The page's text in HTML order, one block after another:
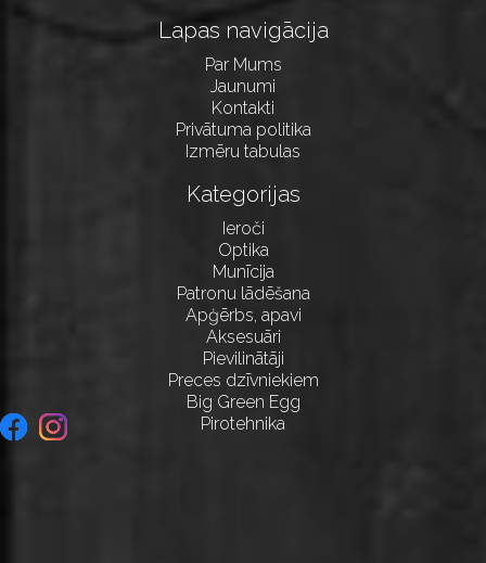
Lapas navigācija
Par Mums
Jaunumi
Kontakti
Privātuma politika
Izmēru tabulas
Kategorijas
Ieroči
Optika
Munīcija
Patronu lādēšana
Apģērbs, apavi
Aksesuāri
Pievilinātāji
Preces dzīvniekiem
Big Green Egg
Pirotehnika